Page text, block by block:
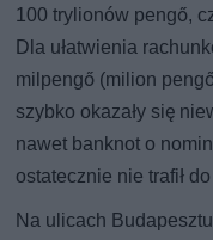
100 trylionów pengő,
Dla ułatwienia
milpengő (milion
szybko okazały się
nawet banknot o
ostatecznie nie trafił
Na ulicach